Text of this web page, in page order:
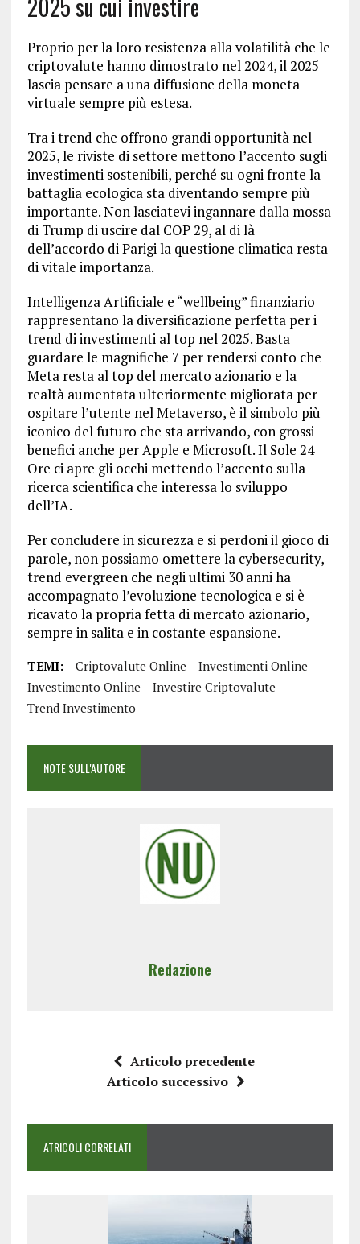
2025 su cui investire
Proprio per la loro resistenza alla volatilità che le
criptovalute hanno dimostrato nel 2024, il 2025
lascia pensare a una diffusione della moneta
virtuale sempre più estesa.
Tra i trend che offrono grandi opportunità nel
2025, le riviste di settore mettono l’accento sugli
investimenti sostenibili, perché su ogni fronte la
battaglia ecologica sta diventando sempre più
importante. Non lasciatevi ingannare dalla mossa
di Trump di uscire dal COP 29, al di là
dell’accordo di Parigi la questione climatica resta
di vitale importanza.
Intelligenza Artificiale e “wellbeing” finanziario
rappresentano la diversificazione perfetta per i
trend di investimenti al top nel 2025. Basta
guardare le magnifiche 7 per rendersi conto che
Meta resta al top del mercato azionario e la
realtà aumentata ulteriormente migliorata per
ospitare l’utente nel Metaverso, è il simbolo più
iconico del futuro che sta arrivando, con grossi
benefici anche per Apple e Microsoft. Il Sole 24
Ore ci apre gli occhi mettendo l’accento sulla
ricerca scientifica che interessa lo sviluppo
dell’IA.
Per concludere in sicurezza e si perdoni il gioco di
parole, non possiamo omettere la cybersecurity,
trend evergreen che negli ultimi 30 anni ha
accompagnato l’evoluzione tecnologica e si è
ricavato la propria fetta di mercato azionario,
sempre in salita e in costante espansione.
TEMI: Criptovalute Online
Investimenti Online
Investimento Online
Investire Criptovalute
Trend Investimento
NOTE SULL'AUTORE
Redazione
Articolo precedente
Articolo successivo
ATRICOLI CORRELATI